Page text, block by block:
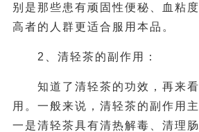
别是那些患有顽固性便秘、血粘
高者的人群更适合服用本品。
2、清轻茶的副作用：
知道了清轻茶的功效，再来看
用。一般来说，清轻茶的副作用
一是清轻茶具有清热解毒、清理